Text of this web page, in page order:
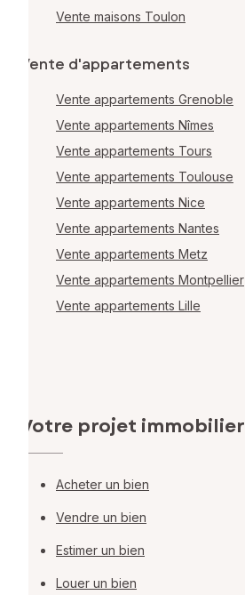
Vente maisons Toulon
Vente d'appartements
Vente appartements Grenoble
Vente appartements Nîmes
Vente appartements Tours
Vente appartements Toulouse
Vente appartements Nice
Vente appartements Nantes
Vente appartements Metz
Vente appartements Montpellier
Vente appartements Lille
Votre projet immobilier
Acheter un bien
Vendre un bien
Estimer un bien
Louer un bien